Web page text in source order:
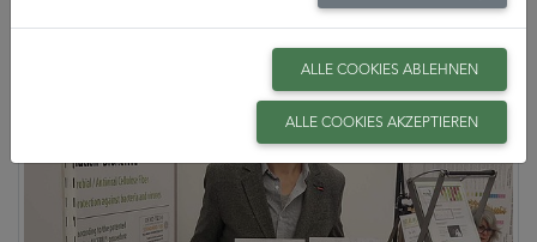
ALLE COOKIES ABLEHNEN
ALLE COOKIES AKZEPTIEREN